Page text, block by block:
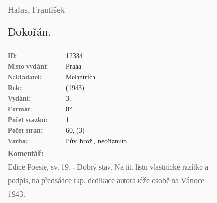
Halas, František
Dokořán.
ID:
12384
Místo vydání:
Praha
Nakladatel:
Melantrich
Rok:
(1943)
Vydání:
3.
Formát:
8°
Počet svazků:
1
Počet stran:
60, (3)
Vazba:
Pův. brož., neoříznuto
Komentář:
Edice Poesie, sv. 19. - Dobrý stav. Na tit. listu vlastnické razítko a
podpis, na předsádce rkp. dedikace autora téže osobě na Vánoce
1943.